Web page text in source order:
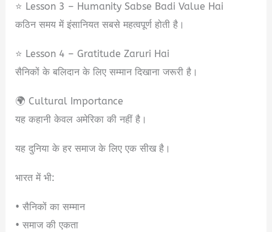
⭐ Lesson 3 – Humanity Sabse Badi Value Hai
कठिन समय में इंसानियत सबसे महत्वपूर्ण होती है।
⭐ Lesson 4 – Gratitude Zaruri Hai
सैनिकों के बलिदान के लिए सम्मान दिखाना जरूरी है।
🌍 Cultural Importance
यह कहानी केवल अमेरिका की नहीं है।
यह दुनिया के हर समाज के लिए एक सीख है।
भारत में भी:
• सैनिकों का सम्मान
• समाज की एकता